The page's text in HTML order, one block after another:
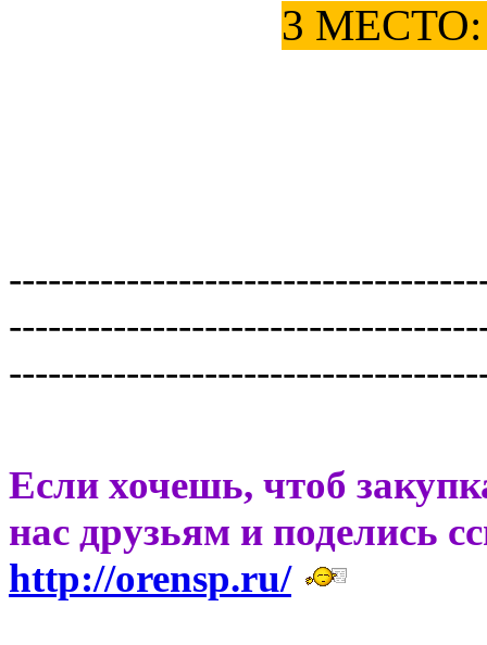
3
Если хочешь, чтоб
нас друзьям и поделись
http://orensp.ru/